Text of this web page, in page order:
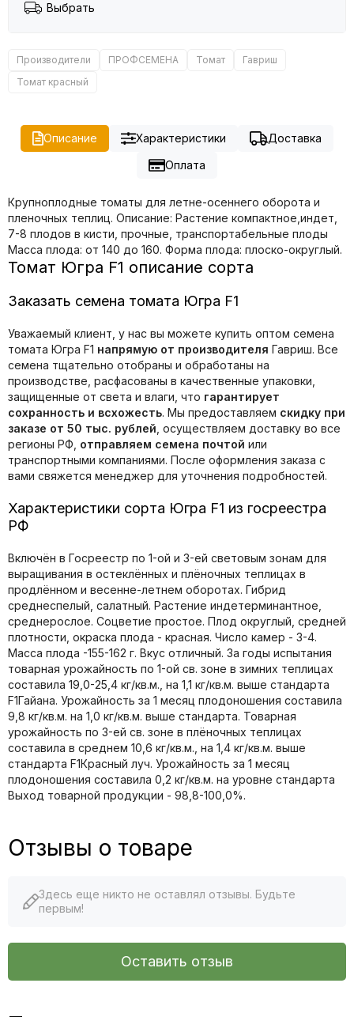
Выбрать
Производители ПРОФСЕМЕНА Томат
Гавриш
Томат красный
Описание Характеристики
Доставка
Оплата
Крупноплодные томаты для летне-осеннего оборота и
пленочных теплиц. Описание: Растение компактное,индет,
7-8 плодов в кисти, прочные, транспортабельные плоды
Масса плода: от 140 до 160. Форма плода: плоско-округлый.
Томат Югра F1 описание сорта
Заказать семена томата Югра F1
Уважаемый клиент, у нас вы можете купить оптом семена
томата Югра F1 напрямую от производителя Гавриш. Все
семена тщательно отобраны и обработаны на
производстве, расфасованы в качественные упаковки,
защищенные от света и влаги, что гарантирует
сохранность и всхожесть. Мы предоставляем скидку при
заказе от 50 тыс. рублей , осуществляем доставку во все
регионы РФ, отправляем семена почтой или
транспортными компаниями. После оформления заказа с
вами свяжется менеджер для уточнения подробностей.
Характеристики сорта Югра F1 из госреестра
РФ
Включён в Госреестр по 1-ой и 3-ей световым зонам для
выращивания в остеклённых и плёночных теплицах в
продлённом и весенне-летнем оборотах. Гибрид
среднеспелый, салатный. Растение индетерминантное,
среднерослое. Соцветие простое. Плод округлый, средней
плотности, окраска плода - красная. Число камер - 3-4.
Масса плода -155-162 г. Вкус отличный. За годы испытания
товарная урожайность по 1-ой св. зоне в зимних теплицах
составила 19,0-25,4 кг/кв.м., на 1,1 кг/кв.м. выше стандарта
F1Гайана. Урожайность за 1 месяц плодоношения составила
9,8 кг/кв.м. на 1,0 кг/кв.м. выше стандарта. Товарная
урожайность по 3-ей св. зоне в плёночных теплицах
составила в среднем 10,6 кг/кв.м., на 1,4 кг/кв.м. выше
стандарта F1Красный луч. Урожайность за 1 месяц
плодоношения составила 0,2 кг/кв.м. на уровне стандарта
Выход товарной продукции - 98,8-100,0%.
Отзывы о товаре
Здесь еще никто не оставлял отзывы. Будьте
первым!
Оставить отзыв